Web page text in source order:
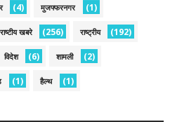
(4) मुजफ्फरनगर (1)
राष्टीय खबरे (256) राष्ट्रीय (192)
विदेश (6) शामली (2)
(1) हैल्थ (1)